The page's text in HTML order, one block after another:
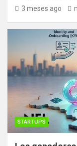
3 meses ago
STARTUPS